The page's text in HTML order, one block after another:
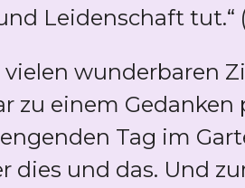
Leidenschaft tut.“
vielen wunderbaren
zu einem
Tag im
dies und das. Und